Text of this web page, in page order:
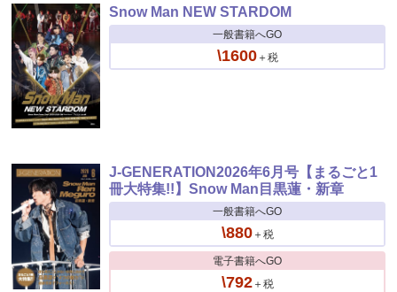
Snow Man NEW STARDOM
一般書籍へGO
\1600＋税
J-GENERATION2026年6月号【まるごと1
冊大特集!!】Snow Man目黒蓮・新章
一般書籍へGO
\880＋税
電子書籍へGO
\792＋税